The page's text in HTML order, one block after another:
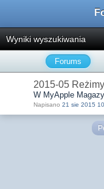
Wyniki wyszukiwania
Forums
2015-05
W MyApple
Napisano 21 sie 2015